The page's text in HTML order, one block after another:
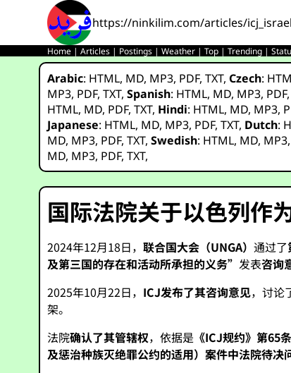
https://ninkilim.com/articles/
Home |Articles | Postings |Weather |Top |Trending |
Arabic: HTML, MD, MP3, PDF,TXT,Czech:
MP3, PDF,TXT,Spanish: HTML, MD, MP3, PDF
HTML, MD, PDF,TXT, Hindi: HTML, MD, MP3,
Japanese: HTML, MD, MP3, PDF,TXT, Dutch:
MD, MP3, PDF,TXT,Swedish: HTML, MD, MP3,
MD, MP3, PDF,TXT,
国际法院关于以色列作
2024年12月18日，联合国大会（UNGA）通过了
及第三国的存在和活动所承担的义务”发表咨询
2025年10月22日， ICJ发布了其咨询意见，讨论
架。
法院确认了其管辖权，依据是 《ICJ规约》第65
及惩治种族灭绝罪公约的适用）案件中法院待决